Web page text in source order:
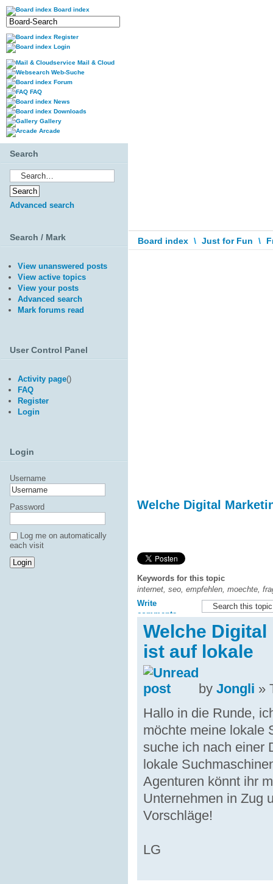
Board index
Register
Login
Mail & Cloud
Web-Suche
Forum
FAQ
News
Downloads
Gallery
Arcade
Board index \ Just for Fun \
Welche Digital
Keywords for this topic
internet, seo, empfehlen, moechte,
Write
comments
Welche
ist auf lokale
by Jongli »
Hallo in die Runde,
möchte meine lokale
suche ich nach einer
lokale
Agenturen könnt ihr
Unternehmen in Zug
Vorschläge!
LG
Search
Advanced search
Search / Mark
View unanswered posts
View active topics
View your posts
Advanced search
Mark forums read
User Control Panel
Activity page()
FAQ
Register
Login
Login
Username
Password
Log me on automatically
each visit